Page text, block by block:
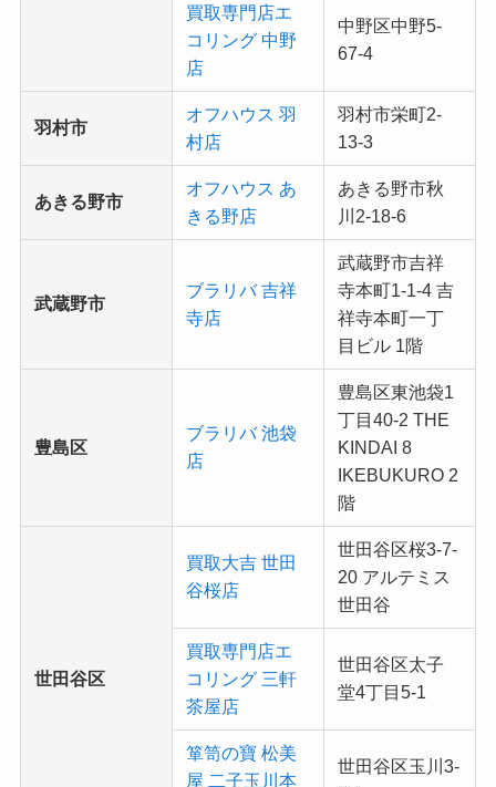
買取専門店エ
コリング 中野
店
中野区中野5-
67-4
羽村市
オフハウス 羽
村店
羽村市栄町2-
13-3
あきる野市
オフハウス あ
きる野店
あきる野市秋
川2-18-6
武蔵野市
ブラリバ 吉祥
寺店
武蔵野市吉祥
寺本町1-1-4 吉
祥寺本町一丁
目ビル 1階
豊島区
ブラリバ 池袋
店
豊島区東池袋1
丁目40-2 THE
KINDAI 8
IKEBUKURO 2
階
世田谷区
買取大吉 世田
谷桜店
世田谷区桜3-7-
20 アルテミス
世田谷
買取専門店エ
コリング 三軒
茶屋店
世田谷区太子
堂4丁目5-1
箪笥の寶 松美
屋 二子玉川本
世田谷区玉川3-